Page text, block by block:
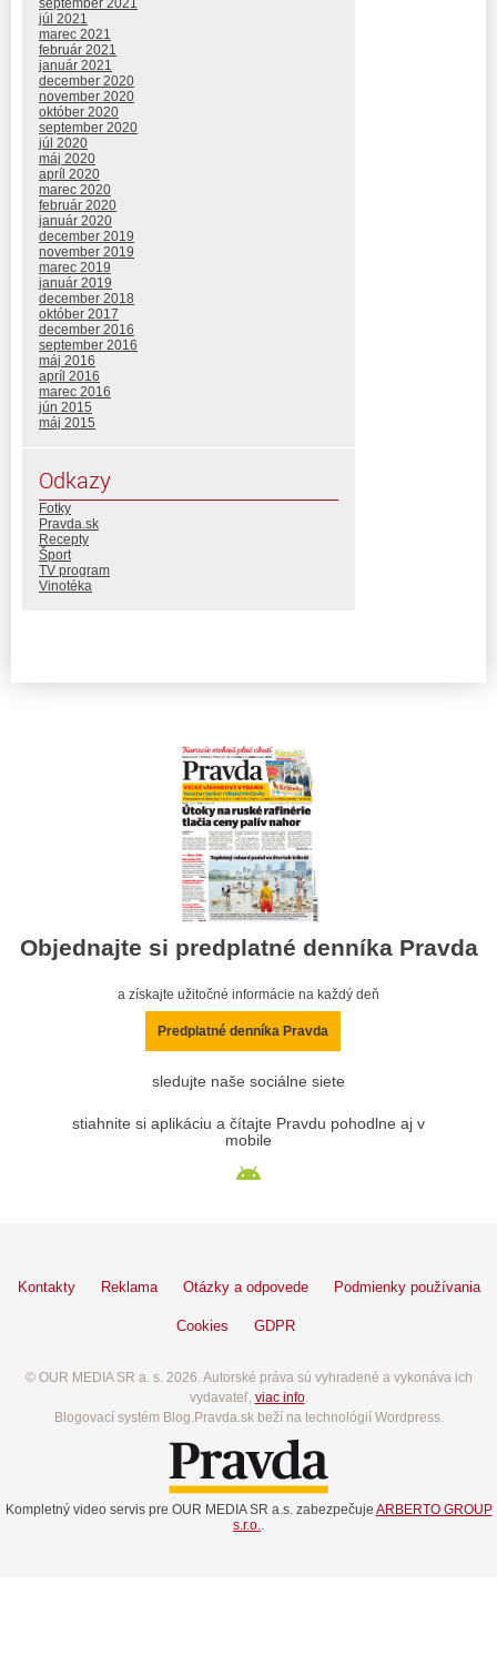
september 2021
júl 2021
marec 2021
február 2021
január 2021
december 2020
november 2020
október 2020
september 2020
júl 2020
máj 2020
apríl 2020
marec 2020
február 2020
január 2020
december 2019
november 2019
marec 2019
január 2019
december 2018
október 2017
december 2016
september 2016
máj 2016
apríl 2016
marec 2016
jún 2015
máj 2015
Odkazy
Fotky
Pravda.sk
Recepty
Šport
TV program
Vinotéka
Objednajte si predplatné denníka Pravda
a získajte užitočné informácie na každý deň
Predplatné denníka Pravda
sledujte naše sociálne siete
stiahnite si aplikáciu a čítajte Pravdu pohodlne aj v
mobile
Kontakty Reklama Otázky a odpovede Podmienky používania
Cookies GDPR
© OUR MEDIA SR a. s. 2026. Autorské práva sú vyhradené a vykonáva ich
vydavateľ, viac info.
Blogovací systém Blog.Pravda.sk beží na technológií Wordpress.
Kompletný video servis pre OUR MEDIA SR a.s. zabezpečuje ARBERTO GROUP
s.r.o.